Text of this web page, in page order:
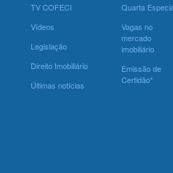
TV COFECI
Vídeos
Legislação
Direito Imobiliário
Últimas notícias
Quarta
Vagas no
mercado
imobiliário
Emissão de
Certidão*